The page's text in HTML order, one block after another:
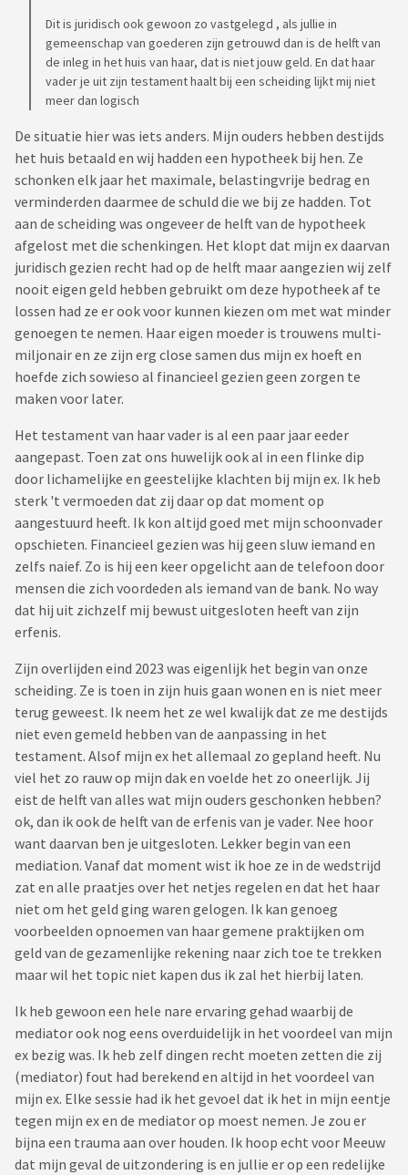
Dit is juridisch ook gewoon zo vastgelegd , als jullie in
gemeenschap van goederen zijn getrouwd dan is de helft van
de inleg in het huis van haar, dat is niet jouw geld. En dat haar
vader je uit zijn testament haalt bij een scheiding lijkt mij niet
meer dan logisch
De situatie hier was iets anders. Mijn ouders hebben destijds
het huis betaald en wij hadden een hypotheek bij hen. Ze
schonken elk jaar het maximale, belastingvrije bedrag en
verminderden daarmee de schuld die we bij ze hadden. Tot
aan de scheiding was ongeveer de helft van de hypotheek
afgelost met die schenkingen. Het klopt dat mijn ex daarvan
juridisch gezien recht had op de helft maar aangezien wij zelf
nooit eigen geld hebben gebruikt om deze hypotheek af te
lossen had ze er ook voor kunnen kiezen om met wat minder
genoegen te nemen. Haar eigen moeder is trouwens multi-
miljonair en ze zijn erg close samen dus mijn ex hoeft en
hoefde zich sowieso al financieel gezien geen zorgen te
maken voor later.
Het testament van haar vader is al een paar jaar eeder
aangepast. Toen zat ons huwelijk ook al in een flinke dip
door lichamelijke en geestelijke klachten bij mijn ex. Ik heb
sterk 't vermoeden dat zij daar op dat moment op
aangestuurd heeft. Ik kon altijd goed met mijn schoonvader
opschieten. Financieel gezien was hij geen sluw iemand en
zelfs naief. Zo is hij een keer opgelicht aan de telefoon door
mensen die zich voordeden als iemand van de bank. No way
dat hij uit zichzelf mij bewust uitgesloten heeft van zijn
erfenis.
Zijn overlijden eind 2023 was eigenlijk het begin van onze
scheiding. Ze is toen in zijn huis gaan wonen en is niet meer
terug geweest. Ik neem het ze wel kwalijk dat ze me destijds
niet even gemeld hebben van de aanpassing in het
testament. Alsof mijn ex het allemaal zo gepland heeft. Nu
viel het zo rauw op mijn dak en voelde het zo oneerlijk. Jij
eist de helft van alles wat mijn ouders geschonken hebben?
ok, dan ik ook de helft van de erfenis van je vader. Nee hoor
want daarvan ben je uitgesloten. Lekker begin van een
mediation. Vanaf dat moment wist ik hoe ze in de wedstrijd
zat en alle praatjes over het netjes regelen en dat het haar
niet om het geld ging waren gelogen. Ik kan genoeg
voorbeelden opnoemen van haar gemene praktijken om
geld van de gezamenlijke rekening naar zich toe te trekken
maar wil het topic niet kapen dus ik zal het hierbij laten.
Ik heb gewoon een hele nare ervaring gehad waarbij de
mediator ook nog eens overduidelijk in het voordeel van mijn
ex bezig was. Ik heb zelf dingen recht moeten zetten die zij
(mediator) fout had berekend en altijd in het voordeel van
mijn ex. Elke sessie had ik het gevoel dat ik het in mijn eentje
tegen mijn ex en de mediator op moest nemen. Je zou er
bijna een trauma aan over houden. Ik hoop echt voor Meeuw
dat mijn geval de uitzondering is en jullie er op een redelijke